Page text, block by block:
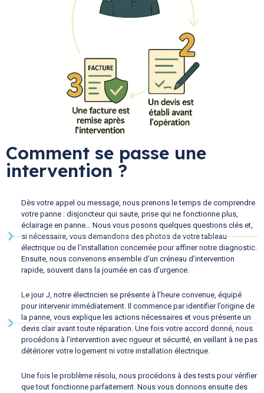
Comment se passe une
intervention ?
Dès votre appel ou message, nous prenons le temps de comprendre
votre panne : disjoncteur qui saute, prise qui ne fonctionne plus,
éclairage en panne… Nous vous posons quelques questions clés et,
si nécessaire, vous demandons des photos de votre tableau
électrique ou de l’installation concernée pour affiner notre diagnostic.
Ensuite, nous convenons ensemble d’un créneau d’intervention
rapide, souvent dans la journée en cas d’urgence.
Le jour J, notre électricien se présente à l’heure convenue, équipé
pour intervenir immédiatement. Il commence par identifier l’origine de
la panne, vous explique les actions nécessaires et vous présente un
devis clair avant toute réparation. Une fois votre accord donné, nous
procédons à l’intervention avec rigueur et sécurité, en veillant à ne pas
détériorer votre logement ni votre installation électrique.
Une fois le problème résolu, nous procédons à des tests pour vérifier
que tout fonctionne parfaitement. Nous vous donnons ensuite des